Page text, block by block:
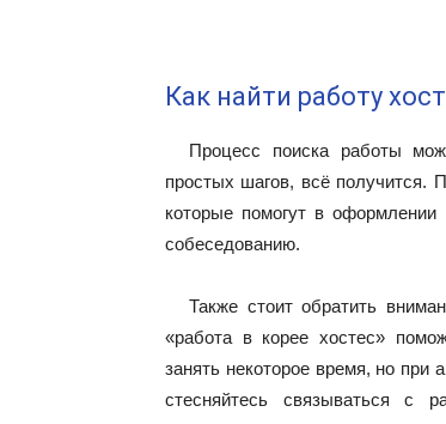
Как найти работу
Процесс поиска работы
простых шагов, всё получится.
которые помогут в
собеседованию.
Также стоит обратить
«работа в корее хостес»
занять некоторое время, но
стесняйтесь связываться с